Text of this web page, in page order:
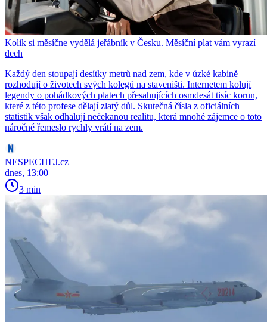
Kolik si měsíčne vydělá jeřábník v Česku. Měsíční plat vám vyrazí
dech
Každý den stoupají desítky metrů nad zem, kde v úzké kabině
rozhodují o životech svých kolegů na staveništi. Internetem kolují
legendy o pohádkových platech přesahujících osmdesát tisíc korun,
které z této profese dělají zlatý důl. Skutečná čísla z oficiálních
statistik však odhalují nečekanou realitu, která mnohé zájemce o toto
náročné řemeslo rychly vrátí na zem.
NESPECHEJ.cz
dnes, 13:00
3 min